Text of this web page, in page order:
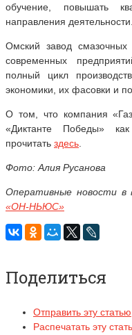
обучение, повышать
направления деятельности.
Омский завод
современных
полный цикл
экономики, их фасовки и
О том, что компания
«Диктанте Победы»
прочитать здесь
Фото: Алия Русанова
Оперативные новости в
«ОН-НЬЮС»
Поделиться
Отправить эту статью
Распечатать эту